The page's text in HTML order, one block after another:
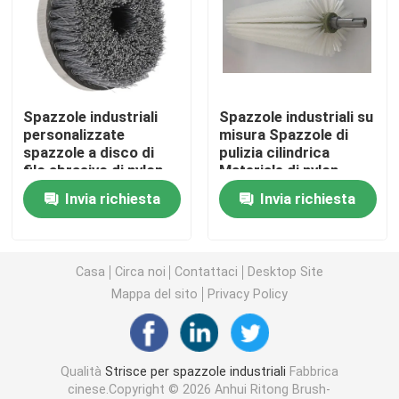
Striscia di sigillo della spazzola
Spazzole per lattoni
Spazzola per graffiare una mucca
Spazzola abrasiva per ruote in nylon
Spazzola per tubi di filo
Spazzola a molla
Spazzole industriali
personalizzate
spazzole a disco di
filo abrasivo di nylon
per lucidatura
industrialeInvia richiesta
Spazzole industriali su
misura Spazzole di
pulizia cilindrica
Materiale di nylon
Spazzole di pennello
Invia richiesta
Casa Circa noi Contattaci
Desktop Site
Mappa del sito
Privacy Policy
Qualità Strisce per spazzole industriali Fabbrica
cinese.Copyright © 2026 Anhui Ritong Brush-